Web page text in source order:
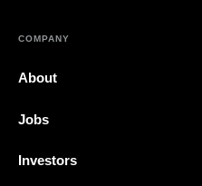
COMPANY
About
Jobs
Investors